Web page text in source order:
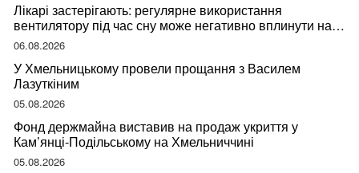
Лікарі застерігають: регулярне використання
вентилятору під час сну може негативно вплинути на
ваше здоров’я
06.08.2026
У Хмельницькому провели прощання з Василем
Лазуткіним
05.08.2026
Фонд держмайна виставив на продаж укриття у
Кам’янці-Подільському на Хмельниччині
05.08.2026